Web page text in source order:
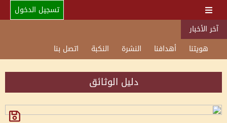
تسجيل الدخول
آخر الأخبار
هويتنا
أهدافنا النشرة النكبة اتصل بنا
دليل الوثائق